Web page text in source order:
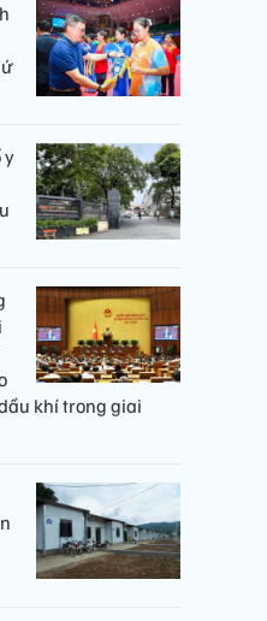
y
khí trong giai